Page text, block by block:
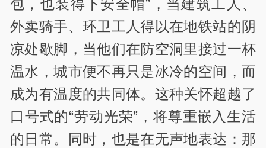
包，也装得下安全帽”，当建筑工人、
外卖骑手、环卫工人得以在地铁站的阴
凉处歇脚，当他们在防空洞里接过一杯
温水，城市便不再只是冰冷的空间，而
成为有温度的共同体。这种关怀超越了
口号式的“劳动光荣”，将尊重嵌入生活
的日常。同时，也是在无声地表达：那